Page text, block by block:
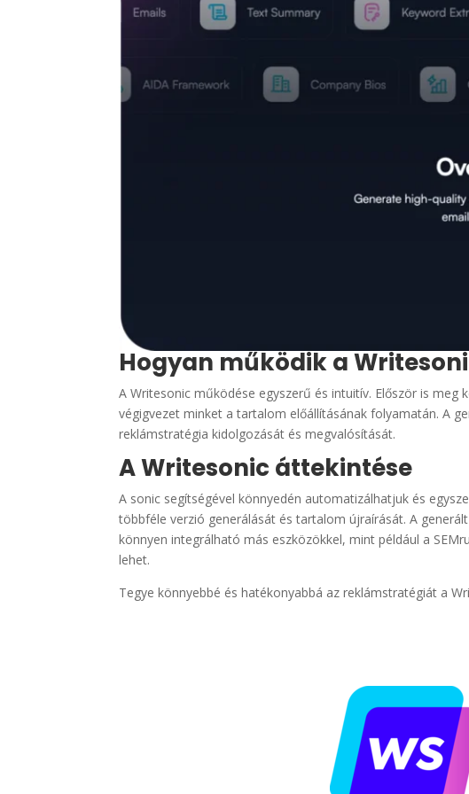
Hogyan működik a
A Writesonic működése egyszerű és intuitív. Először is
végigvezet minket a tartalom előállításának folyamatán. A
reklámstratégia kidolgozását és megvalósítását.
A Writesonic áttekintése
A sonic segítségével könnyedén automatizálhatjuk és
többféle verzió generálását és tartalom újraírását. A
könnyen integrálható más eszközökkel, mint például a
lehet.
Tegye könnyebbé és hatékonyabbá az reklámstratégiát a